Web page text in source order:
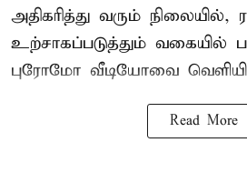
அதிகரித்து வரும் நிலையில்,
உற்சாகப்படுத்தும் வகையில்
புரோமோ வீடியோவை
Read More